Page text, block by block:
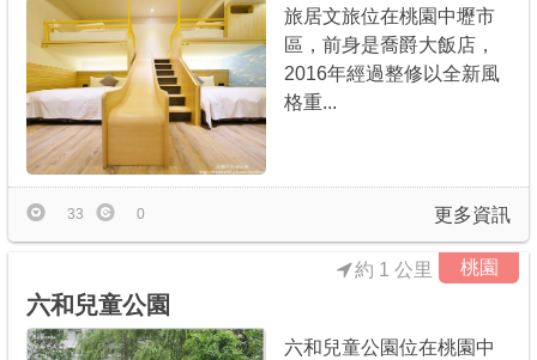
旅居文旅位在桃園中壢市
區，前身是喬爵大飯店，
2016年經過整修以全新風
格重...
更多資訊
33 0
桃園
六和兒童公園
約 1 公里
六和兒童公園位在桃園中